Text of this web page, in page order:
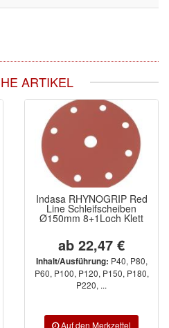
ARTIKEL
Indasa RHYNOGRIP Red
Line Schleifscheiben
Ø150mm 8+1Loch Klett
ab 22,47 €
Inhalt/Ausführung: P40, P80,
P60, P100, P120, P150, P180,
P220, ...